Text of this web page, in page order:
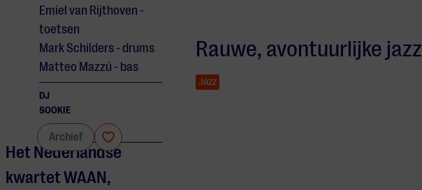
Emiel van Rijthoven -
toetsen
Mark Schilders - drums
Matteo Mazzú - bas
DJ
SOOKIE
Rauwe, avontuurlijke jazz
Jazz
Archief
Het Nederlandse
kwartet WAAN,